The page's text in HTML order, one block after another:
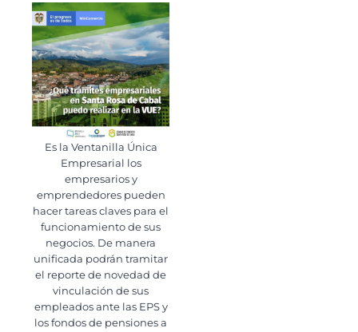
Es la Ventanilla Única
Empresarial los
empresarios y
emprendedores pueden
hacer tareas claves para el
funcionamiento de sus
negocios. De manera
unificada podrán tramitar
el reporte de novedad de
vinculación de sus
empleados ante las EPS y
los fondos de pensiones a